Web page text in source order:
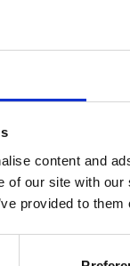
content and
of our site with
provided to